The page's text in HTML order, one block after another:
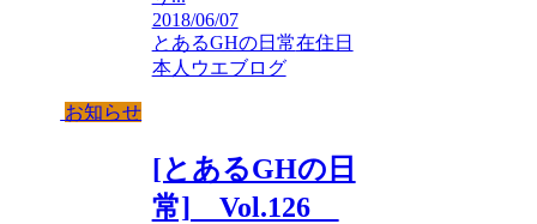
2018/06/07
とあるGHの日常在住日
本人ウエブログ
お知らせ
[とあるGHの日
常] Vol.126